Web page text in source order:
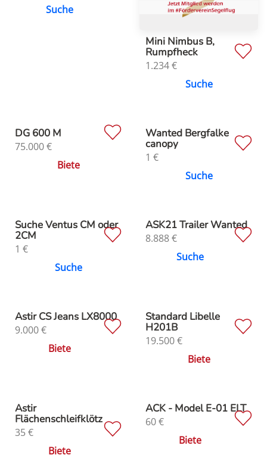
Suche
Mini Nimbus B,
Rumpfheck
1.234€
Suche
DG 600 M
75.000€
Biete
Wanted Bergfalke
canopy
1 €
Suche
Suche Ventus CM oder
2CM
1 €
Suche
ASK21 Trailer Wanted
8.888€
Suche
Astir CS Jeans LX8000
9.000€
Biete
Standard Libelle
H201B
19.500€
Biete
Astir
Flächenschleifklötz
35€
Biete
ACK - Model E-01 ELT
60€
Biete